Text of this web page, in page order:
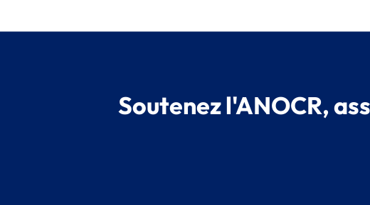
Soutenez l'ANOCR,